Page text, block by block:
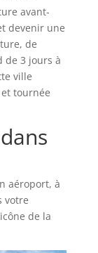
avant-
devenir une
de
de 3 jours à
ville
tournée
aéroport, à
votre
de la